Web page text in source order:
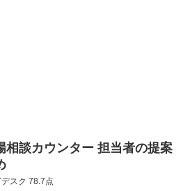
相談カウンター 担当者の提案
スク 78.7点